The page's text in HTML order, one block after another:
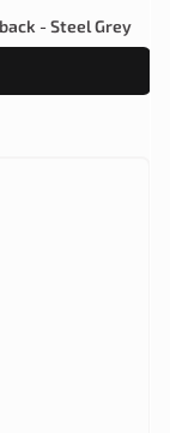
- Steel Grey